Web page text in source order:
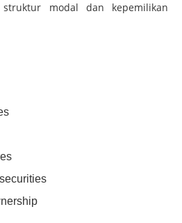
struktur modal dan kepemilikan